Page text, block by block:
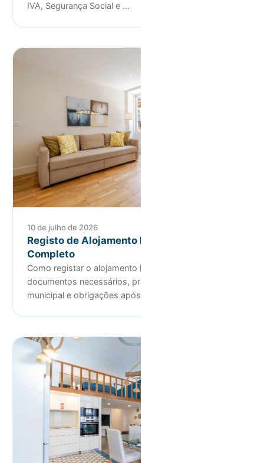
IVA, Segurança Social e …
10 de julho de 2026
Registo de Alojamento Local (RNAL): Guia
Completo
Como registar o alojamento local no RNAL:
documentos necessários, prazos de oposição
municipal e obrigações após registo…